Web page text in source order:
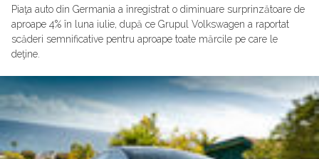
Piaţa auto din Germania a înregistrat o diminuare surprinzătoare de
aproape 4% în luna iulie, după ce Grupul Volkswagen a raportat
scăderi semnificative pentru aproape toate mărcile pe care le
deţine.